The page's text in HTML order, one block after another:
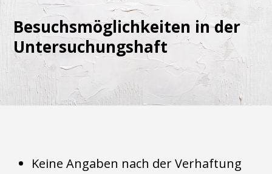
Besuchsmöglichkeiten in der
Untersuchungshaft
Keine Angaben nach der Verhaftung